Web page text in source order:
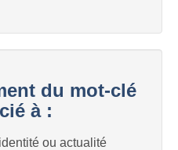
du mot-clé
à :
ou actualité